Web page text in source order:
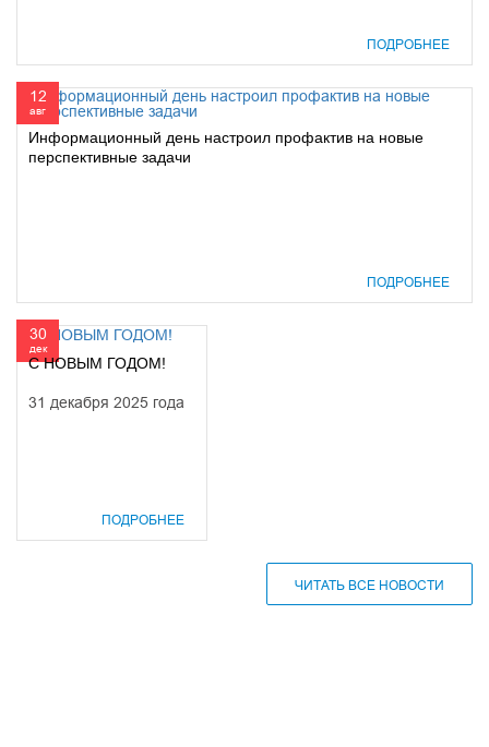
ПОДРОБНЕЕ
12
авг
Информационный день настроил профактив на новые
перспективные задачи
ПОДРОБНЕЕ
30
дек
С НОВЫМ ГОДОМ!
31 декабря 2025 года
ПОДРОБНЕЕ
ЧИТАТЬ ВСЕ НОВОСТИ